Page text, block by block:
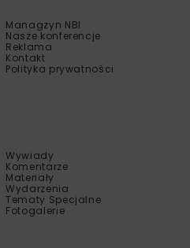
Managzyn NBI
Nasze konferencje
Reklama
Kontakt
Polityka prywatności
Wywiady
Komentarze
Materiały
Wydarzenia
Tematy Specjalne
Fotogalerie